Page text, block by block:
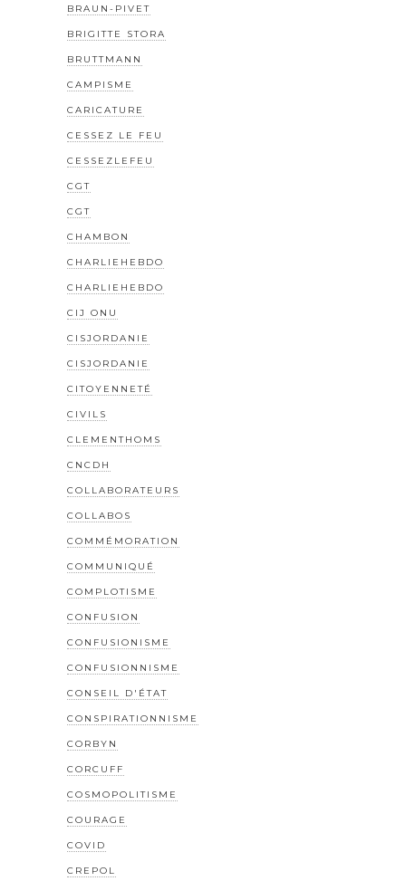
BRAUN-PIVET
BRIGITTE STORA
BRUTTMANN
CAMPISME
CARICATURE
CESSEZ LE FEU
CESSEZLEFEU
CGT
CGT
CHAMBON
CHARLIEHEBDO
CHARLIEHEBDO
CIJ ONU
CISJORDANIE
CISJORDANIE
CITOYENNETÉ
CIVILS
CLEMENTHOMS
CNCDH
COLLABORATEURS
COLLABOS
COMMÉMORATION
COMMUNIQUÉ
COMPLOTISME
CONFUSION
CONFUSIONISME
CONFUSIONNISME
CONSEIL D'ÉTAT
CONSPIRATIONNISME
CORBYN
CORCUFF
COSMOPOLITISME
COURAGE
COVID
CREPOL